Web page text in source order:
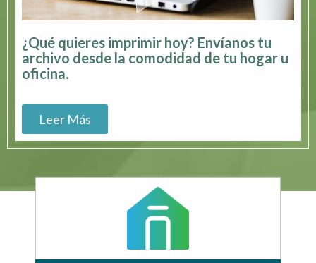
¿Qué quieres imprimir hoy? Envíanos tu
archivo desde la comodidad de tu hogar u
oficina.
Leer Más